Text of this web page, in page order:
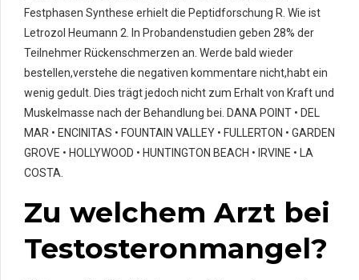
Festphasen Synthese erhielt die Peptidforschung R. Wie ist
Letrozol Heumann 2. In Probandenstudien geben 28% der
Teilnehmer Rückenschmerzen an. Werde bald wieder
bestellen,verstehe die negativen kommentare nicht,habt ein
wenig gedult. Dies trägt jedoch nicht zum Erhalt von Kraft und
Muskelmasse nach der Behandlung bei. DANA POINT • DEL
MAR • ENCINITAS • FOUNTAIN VALLEY • FULLERTON • GARDEN
GROVE • HOLLYWOOD • HUNTINGTON BEACH • IRVINE • LA
COSTA.
Zu welchem Arzt bei
Testosteronmangel?